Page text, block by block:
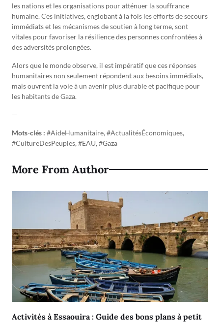
les nations et les organisations pour atténuer la souffrance
humaine. Ces initiatives, englobant à la fois les efforts de secours
immédiats et les mécanismes de soutien à long terme, sont
vitales pour favoriser la résilience des personnes confrontées à
des adversités prolongées.
Alors que le monde observe, il est impératif que ces réponses
humanitaires non seulement répondent aux besoins immédiats,
mais ouvrent la voie à un avenir plus durable et pacifique pour
les habitants de Gaza.
—
Mots-clés : #AideHumanitaire, #ActualitésÉconomiques,
#CultureDesPeuples, #EAU, #Gaza
More From Author
Activités à Essaouira : Guide des bons plans à petit